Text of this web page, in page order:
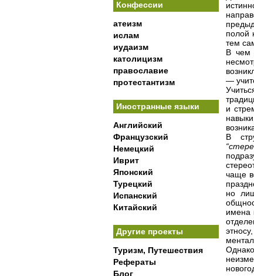
Конфессии
атеизм
ислам
иудаизм
католицизм
православие
протестантизм
Иностранные языки
Английский
Французский
Немецкий
Иврит
Японский
Турецкий
Испанский
Китайский
Другие проекты
Туризм, Путешествия
Рефераты
Блог
полой
тем
В чем
—
и
В
чаще
но
имена